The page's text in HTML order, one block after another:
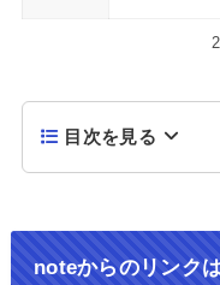
目次を見る
noteからのリンク